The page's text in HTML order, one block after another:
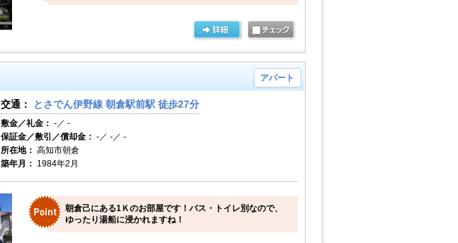
アパート
交通： とさでん伊野線 朝倉駅前駅 徒歩27分
敷金／礼金： -／ -
保証金／敷引／償却金： -／ -／ -
所在地： 高知市朝倉
築年月： 1984年2月
朝倉己にある1Ｋのお部屋です！バス・トイレ別なので、
ゆったり湯船に浸かれますね！